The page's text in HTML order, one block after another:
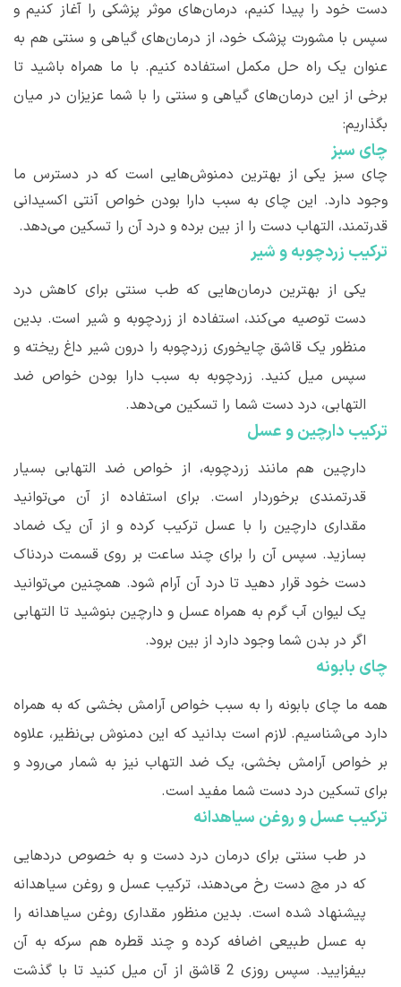
دست خود را پیدا کنیم، درمانهای موثر پزشکی را آغاز کنیم و
سپس با مشورت پزشک خود، از درمانهای گیاهی و سنتی هم به
عنوان یک راه حل مکمل استفاده کنیم. با ما همراه باشید تا
برخی از این درمانهای گیاهی و سنتی را با شما عزیزان در میان
بگذاریم:
چای سبز
چای سبز یکی از بهترین دمنوشهایی است که در دسترس ما
وجود دارد. این چای به سبب دارا بودن خواص آنتی اکسیدانی
قدرتمند، التهاب دست را از بین برده و درد آن را تسکین میدهد.
ترکیب زردچوبه و شیر
یکی از بهترین درمانهایی که طب سنتی برای کاهش درد
دست توصیه میکند، استفاده از زردچوبه و شیر است. بدین
منظور یک قاشق چایخوری زردچوبه را درون شیر داغ ریخته و
سپس میل کنید. زردچوبه به سبب دارا بودن خواص ضد
التهابی، درد دست شما را تسکین میدهد.
ترکیب دارچین و عسل
دارچین هم مانند زردچوبه، از خواص ضد التهابی بسیار
قدرتمندی برخوردار است. برای استفاده از آن میتوانید
مقداری دارچین را با عسل ترکیب کرده و از آن یک ضماد
بسازید. سپس آن را برای چند ساعت بر روی قسمت دردناک
دست خود قرار دهید تا درد آن آرام شود. همچنین میتوانید
یک لیوان آب گرم به همراه عسل و دارچین بنوشید تا التهابی
اگر در بدن شما وجود دارد از بین برود.
چای بابونه
همه ما چای بابونه را به سبب خواص آرامش بخشی که به همراه
دارد میشناسیم. لازم است بدانید که این دمنوش بینظیر، علاوه
بر خواص آرامش بخشی، یک ضد التهاب نیز به شمار میرود و
برای تسکین درد دست شما مفید است.
ترکیب عسل و روغن سیاهدانه
در طب سنتی برای درمان درد دست و به خصوص دردهایی
که در مچ دست رخ میدهند، ترکیب عسل و روغن سیاهدانه
پیشنهاد شده است. بدین منظور مقداری روغن سیاهدانه را
به عسل طبیعی اضافه کرده و چند قطره هم سرکه به آن
بیفزایید. سپس روزی 2 قاشق از آن میل کنید تا با گذشت